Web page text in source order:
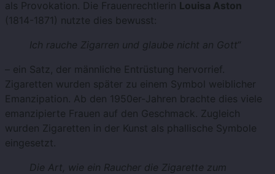
als Provokation. Die Frauenrechtlerin Louisa Aston
(1814-1871) nutzte dies bewusst:
Ich rauche Zigarren und glaube nicht an Gott“
– ein Satz, der männliche Entrüstung hervorrief.
Zigaretten wurden später zu einem Symbol weiblicher
Emanzipation. Ab den 1950er-Jahren brachte dies viele
emanzipierte Frauen auf den Geschmack. Zugleich
wurden Zigaretten in der Kunst als phallische Symbole
eingesetzt.
Die Art, wie ein Raucher die Zigarette zum